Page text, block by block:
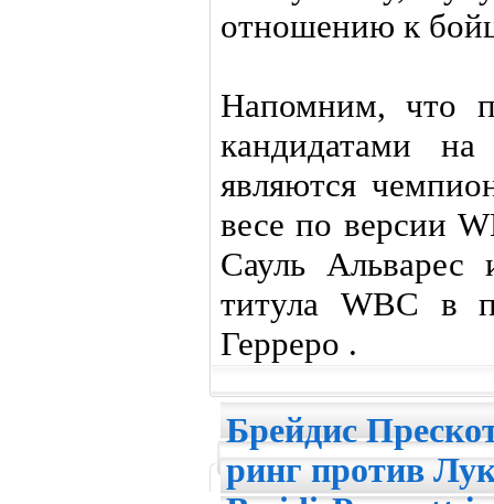
отношению к
Напомним, что
кандидатами
являются
весе по версии
Сауль Альварес
титула WBC в
Герреро .
Брейдис
ринг против